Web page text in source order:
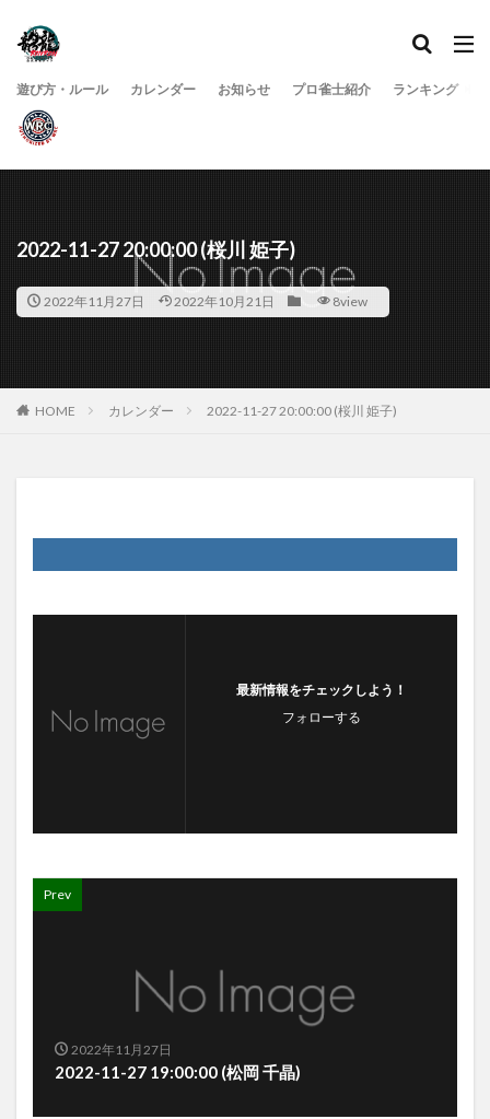
遊び方・ルール カレンダー お知らせ プロ雀士紹介 ランキング
2022-11-27 20:00:00 (桜川 姫子)
2022年11月27日 2022年10月21日 8view
HOME カレンダー 2022-11-27 20:00:00 (桜川 姫子)
最新情報をチェックしよう！
フォローする
Prev
2022年11月27日
2022-11-27 19:00:00 (松岡 千晶)